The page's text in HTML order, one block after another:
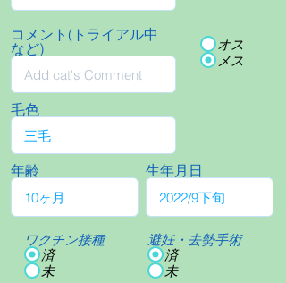
コメント(トライアル中
など)
オス
メス
毛色
年齢
ワクチン接種
済
未
生年月日
避妊・去勢手術
済
未